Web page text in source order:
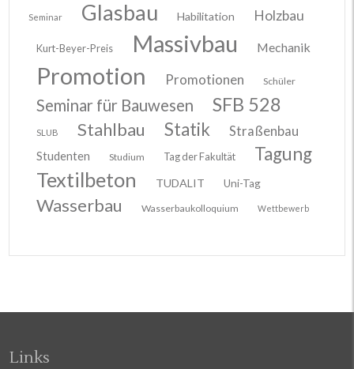
Seminar Glasbau Habilitation Holzbau
Kurt-Beyer-Preis Massivbau Mechanik
Promotion Promotionen Schüler
Seminar für Bauwesen SFB 528
SLUB Stahlbau Statik Straßenbau
Studenten Studium Tag der Fakultät Tagung
Textilbeton TUDALIT Uni-Tag
Wasserbau Wasserbaukolloquium Wettbewerb
Links